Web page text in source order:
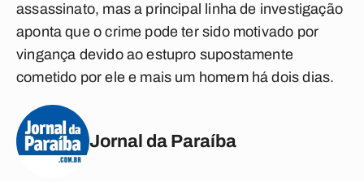
assassinato, mas a principal linha de investigação
aponta que o crime pode ter sido motivado por
vingança devido ao estupro supostamente
cometido por ele e mais um homem há dois dias.
Jornal da Paraíba